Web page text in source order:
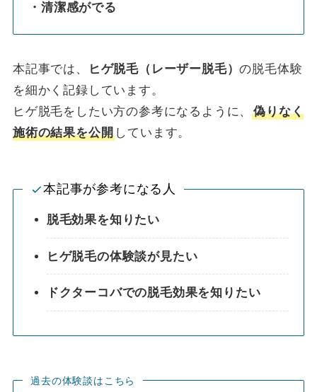
・清潔感がでる
本記事では、 ヒゲ脱毛（レーザー脱毛）の脱毛体験
を細かく記録しています。
ヒゲ脱毛をしたい方の参考になるように、偽りなく
施術の結果を公開 しています。
本記事が参考になる人
脱毛効果を知りたい
ヒゲ脱毛の体験談が見たい
ドクターコバでの脱毛効果を知りたい
過去の体験談はこちら